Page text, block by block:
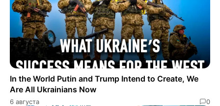
In the World Putin and Trump Intend to Create, We
Are All Ukrainians Now
6 августа 0